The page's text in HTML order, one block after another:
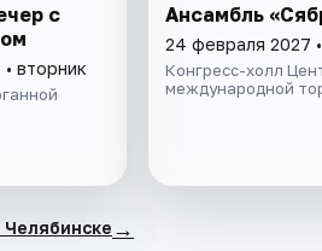
с
вторник
Ансамбль
24 февраля 2027
Конгресс-холл
международной
→